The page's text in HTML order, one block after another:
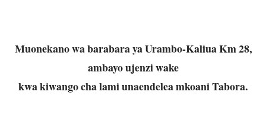
Muonekano wa barabara ya Urambo-Kaliua Km 28,
ambayo ujenzi wake
kwa kiwango cha lami unaendelea mkoani Tabora.